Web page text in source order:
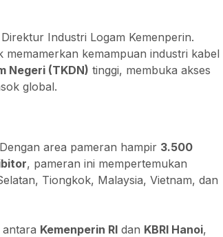
Industri Logam Kemenperin.
kemampuan industri kabel
Negeri (TKDN) tinggi, membuka akses
global.
area pameran hampir 3.500
, pameran ini mempertemukan
Tiongkok, Malaysia, Vietnam, dan
Kemenperin RI dan KBRI Hanoi,